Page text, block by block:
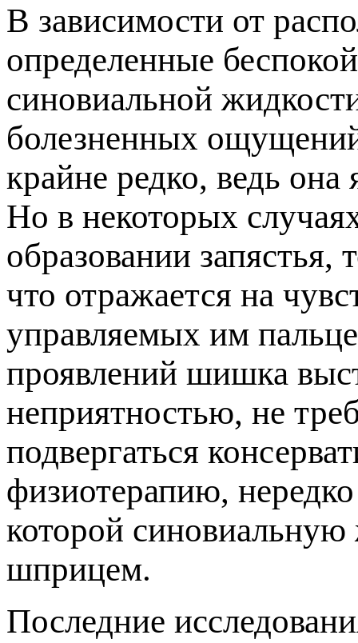
зависимости от
определенные
синовиальной
олезненных
крайне редко, ведь
Но в некоторых
образовании запястья,
что отражается на
управляемых им
роявлений шишка
неприятностью, не
одвергаться
физиотерапию,
которой
шприцем.
Последние